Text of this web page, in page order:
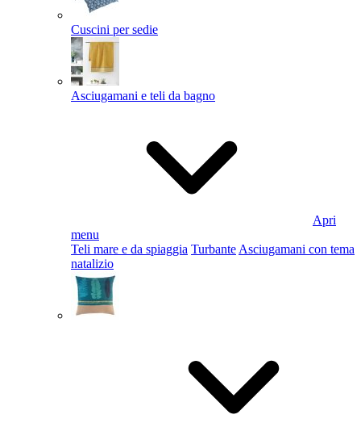
Cuscini per sedie
Asciugamani e teli da bagno
Apri
menu
Teli mare e da spiaggia Turbante Asciugamani con tema
natalizio